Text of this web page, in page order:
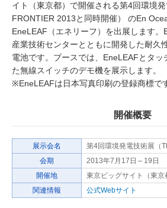
イト（東京都）で開催される第4回環境
FRONTIER 2013と同時開催） のEn
EneLEAF（エネリーフ）を出展します
産業技術センターとともに開発した耐久
電池です。ブースでは、EneLEAFとタ
た無線スイッチのデモ機を展示します。
※EneLEAFは日本写真印刷の登録商標で
開催概要
展示会名
第4回環境発電技術展（
会期
2013年7月17日～19日
開催地
東京ビッグサイト（東京
関連情報
公式Webサイト